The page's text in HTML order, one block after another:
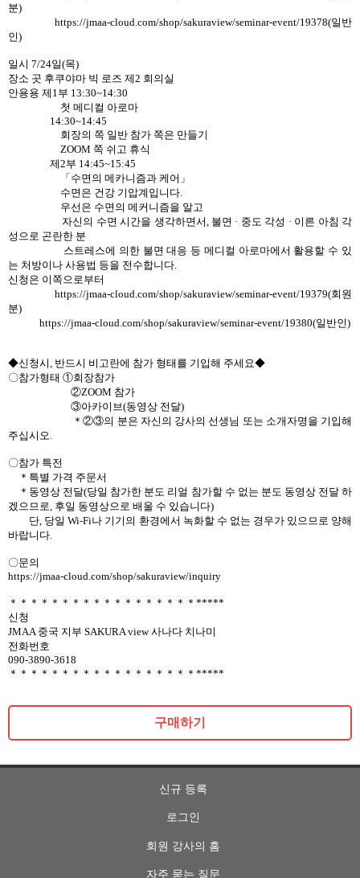
분)
https://jmaa-cloud.com/shop/sakuraview/seminar-event/19378(일반
인)
일시 7/24일(목)
장소 곳 후쿠야마 빅 로즈 제2 회의실
안용용 제1부 13:30~14:30
첫 메디컬 아로마
14:30~14:45
회장의 쪽 일반 참가 쪽은 만들기
ZOOM 쪽 쉬고 휴식
제2부 14:45~15:45
「수면의 메카니즘과 케어」
수면은 건강 기압계입니다.
우선은 수면의 메커니즘을 알고
자신의 수면 시간을 생각하면서, 불면 · 중도 각성 · 이른 아침 각
성으로 곤란한 분
스트레스에 의한 불면 대응 등 메디컬 아로마에서 활용할 수 있
는 처방이나 사용법 등을 전수합니다.
신청은 이쪽으로부터
https://jmaa-cloud.com/shop/sakuraview/seminar-event/19379(회원
분)
https://jmaa-cloud.com/shop/sakuraview/seminar-event/19380(일반인)
◆신청시, 반드시 비고란에 참가 형태를 기입해 주세요◆
〇참가형태 ①회장참가
②ZOOM 참가
③아카이브(동영상 전달)
＊②③의 분은 자신의 강사의 선생님 또는 소개자명을 기입해
주십시오.
〇참가 특전
＊특별 가격 주문서
＊동영상 전달(당일 참가한 분도 리얼 참가할 수 없는 분도 동영상 전달 하
겠으므로, 후일 동영상으로 배울 수 있습니다)
단, 당일 Wi-Fi나 기기의 환경에서 녹화할 수 없는 경우가 있으므로 양해
바랍니다.
〇문의
https://jmaa-cloud.com/shop/sakuraview/inquiry
＊＊＊＊＊＊＊＊＊＊＊＊＊＊＊＊＊＊*****
신청
JMAA 중국 지부 SAKURA view 사나다 치나미
전화번호
090-3890-3618
＊＊＊＊＊＊＊＊＊＊＊＊＊＊＊＊＊＊*****
구매하기
신규 등록
로그인
회원 강사의 홈
자주 묻는 질문